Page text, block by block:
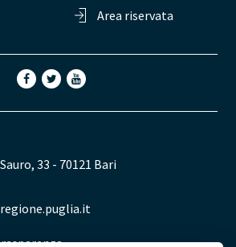
Area riservata
33 - 70121 Bari